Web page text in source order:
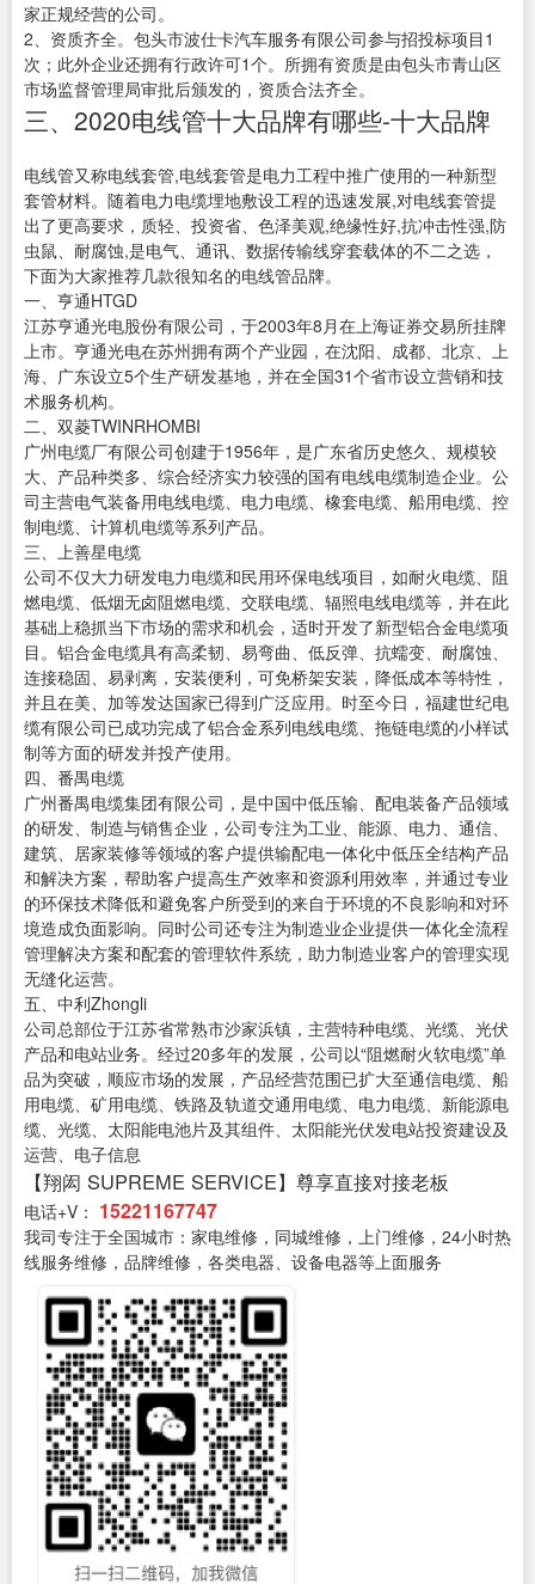
家正规经营的公司。
2、资质齐全。包头市波仕卡汽车服务有限公司参与招投标项目1
次；此外企业还拥有行政许可1个。所拥有资质是由包头市青山区
市场监督管理局审批后颁发的，资质合法齐全。
三、2020电线管十大品牌有哪些-十大品牌
电线管又称电线套管,电线套管是电力工程中推广使用的一种新型
套管材料。随着电力电缆埋地敷设工程的迅速发展,对电线套管提
出了更高要求，质轻、投资省、色泽美观,绝缘性好,抗冲击性强,防
虫鼠、耐腐蚀,是电气、通讯、数据传输线穿套载体的不二之选，
下面为大家推荐几款很知名的电线管品牌。
一、亨通HTGD
江苏亨通光电股份有限公司，于2003年8月在上海证券交易所挂牌
上市。亨通光电在苏州拥有两个产业园，在沈阳、成都、北京、上
海、广东设立5个生产研发基地，并在全国31个省市设立营销和技
术服务机构。
二、双菱TWINRHOMBI
广州电缆厂有限公司创建于1956年，是广东省历史悠久、规模较
大、产品种类多、综合经济实力较强的国有电线电缆制造企业。公
司主营电气装备用电线电缆、电力电缆、橡套电缆、船用电缆、控
制电缆、计算机电缆等系列产品。
三、上善星电缆
公司不仅大力研发电力电缆和民用环保电线项目，如耐火电缆、阻
燃电缆、低烟无卤阻燃电缆、交联电缆、辐照电线电缆等，并在此
基础上稳抓当下市场的需求和机会，适时开发了新型铝合金电缆项
目。铝合金电缆具有高柔韧、易弯曲、低反弹、抗蠕变、耐腐蚀、
连接稳固、易剥离，安装便利，可免桥架安装，降低成本等特性，
并且在美、加等发达国家已得到广泛应用。时至今日，福建世纪电
缆有限公司已成功完成了铝合金系列电线电缆、拖链电缆的小样试
制等方面的研发并投产使用。
四、番禺电缆
广州番禺电缆集团有限公司，是中国中低压输、配电装备产品领域
的研发、制造与销售企业，公司专注为工业、能源、电力、通信、
建筑、居家装修等领域的客户提供输配电一体化中低压全结构产品
和解决方案，帮助客户提高生产效率和资源利用效率，并通过专业
的环保技术降低和避免客户所受到的来自于环境的不良影响和对环
境造成负面影响。同时公司还专注为制造业企业提供一体化全流程
管理解决方案和配套的管理软件系统，助力制造业客户的管理实现
无缝化运营。
五、中利Zhongli
公司总部位于江苏省常熟市沙家浜镇，主营特种电缆、光缆、光伏
产品和电站业务。经过20多年的发展，公司以“阻燃耐火软电缆”单
品为突破，顺应市场的发展，产品经营范围已扩大至通信电缆、船
用电缆、矿用电缆、铁路及轨道交通用电缆、电力电缆、新能源电
缆、光缆、太阳能电池片及其组件、太阳能光伏发电站投资建设及
运营、电子信息
【翔闳 SUPREME SERVICE】尊享直接对接老板
电话+V： 15221167747
我司专注于全国城市：家电维修，同城维修，上门维修，24小时热
线服务维修，品牌维修，各类电器、设备电器等上面服务